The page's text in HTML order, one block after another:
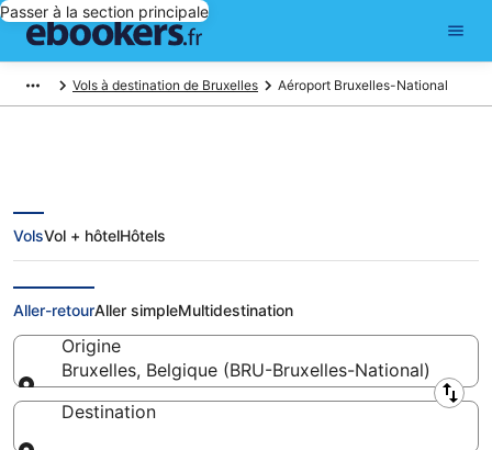
Passer à la section principale
Vols à destination de Bruxelles Aéroport Bruxelles-National
Bruxelles-National - vols pas cher
et informations pratiques
VolsVol + hôtelHôtels
Aller-retourAller simpleMultidestination
Origine
Bruxelles, Belgique (BRU-Bruxelles-National)
Origine
Destination